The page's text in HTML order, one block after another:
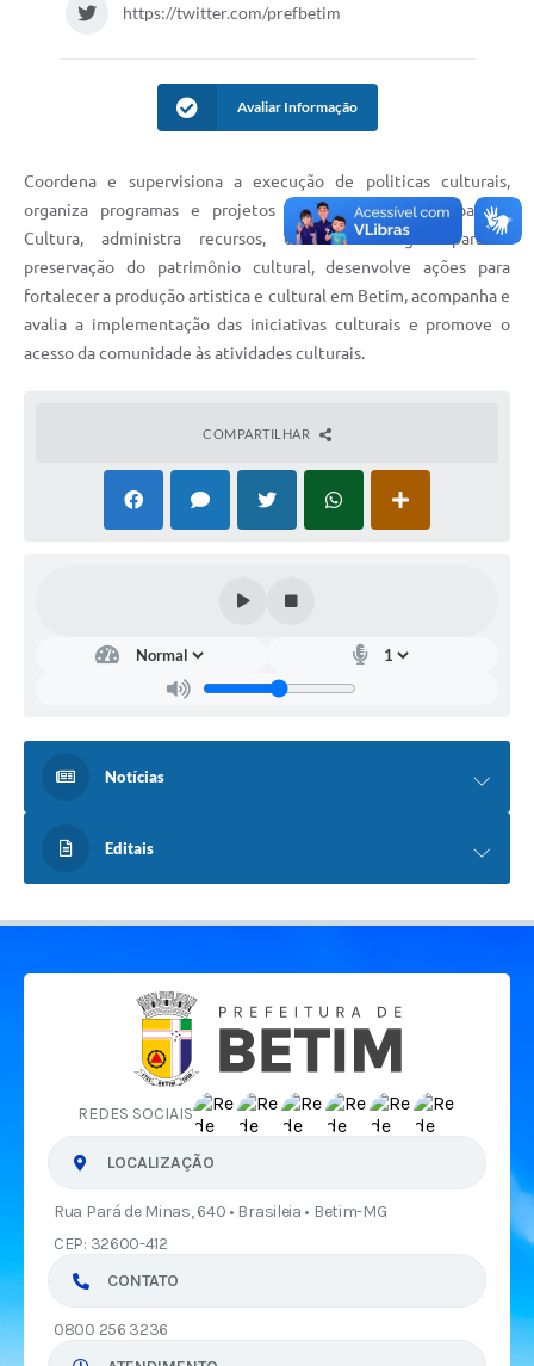
https://twitter.com/prefbetim
Avaliar Informação
Coordena e supervisiona a execução de politicas culturais,
organiza programas e projetos do Secretaria Municipal de
Cultura, administra recursos, define estratégias para a
preservação do patrimônio cultural, desenvolve ações para
fortalecer a produção artistica e cultural em Betim, acompanha e
avalia a implementação das iniciativas culturais e promove o
acesso da comunidade às atividades culturais.
COMPARTILHAR
Notícias
Editais
REDES SOCIAIS
LOCALIZAÇÃO
Rua Pará de Minas, 640 • Brasileia • Betim-MG
CEP: 32600-412
CONTATO
0800 256 3236